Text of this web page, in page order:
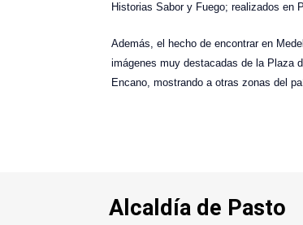
Historias Sabor y Fuego; realizados en
Además, el hecho de encontrar en
imágenes muy destacadas de la Plaza
Encano, mostrando a otras zonas del
Alcaldía de Pasto